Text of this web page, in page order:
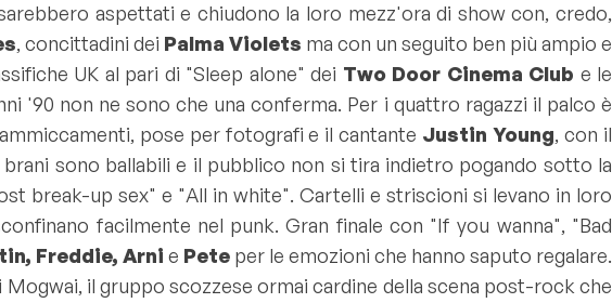
aspettati e chiudono la loro mezz'ora di show con, credo,
, concittadini dei Palma Violets ma con un seguito ben più ampio e
UK al pari di "Sleep alone" dei Two Door Cinema Club e le
'90 non ne sono che una conferma. Per i quattro ragazzi il palco è
pose per fotografi e il cantante Justin Young, con il
sono ballabili e il pubblico non si tira indietro pogando sotto la
break-up sex" e "All in white". Cartelli e striscioni si levano in loro
facilmente nel punk. Gran finale con "If you wanna", "Bad
Freddie, Arni e Peteper le emozioni che hanno saputo regalare.
il gruppo scozzese ormai cardine della scena post-rock che